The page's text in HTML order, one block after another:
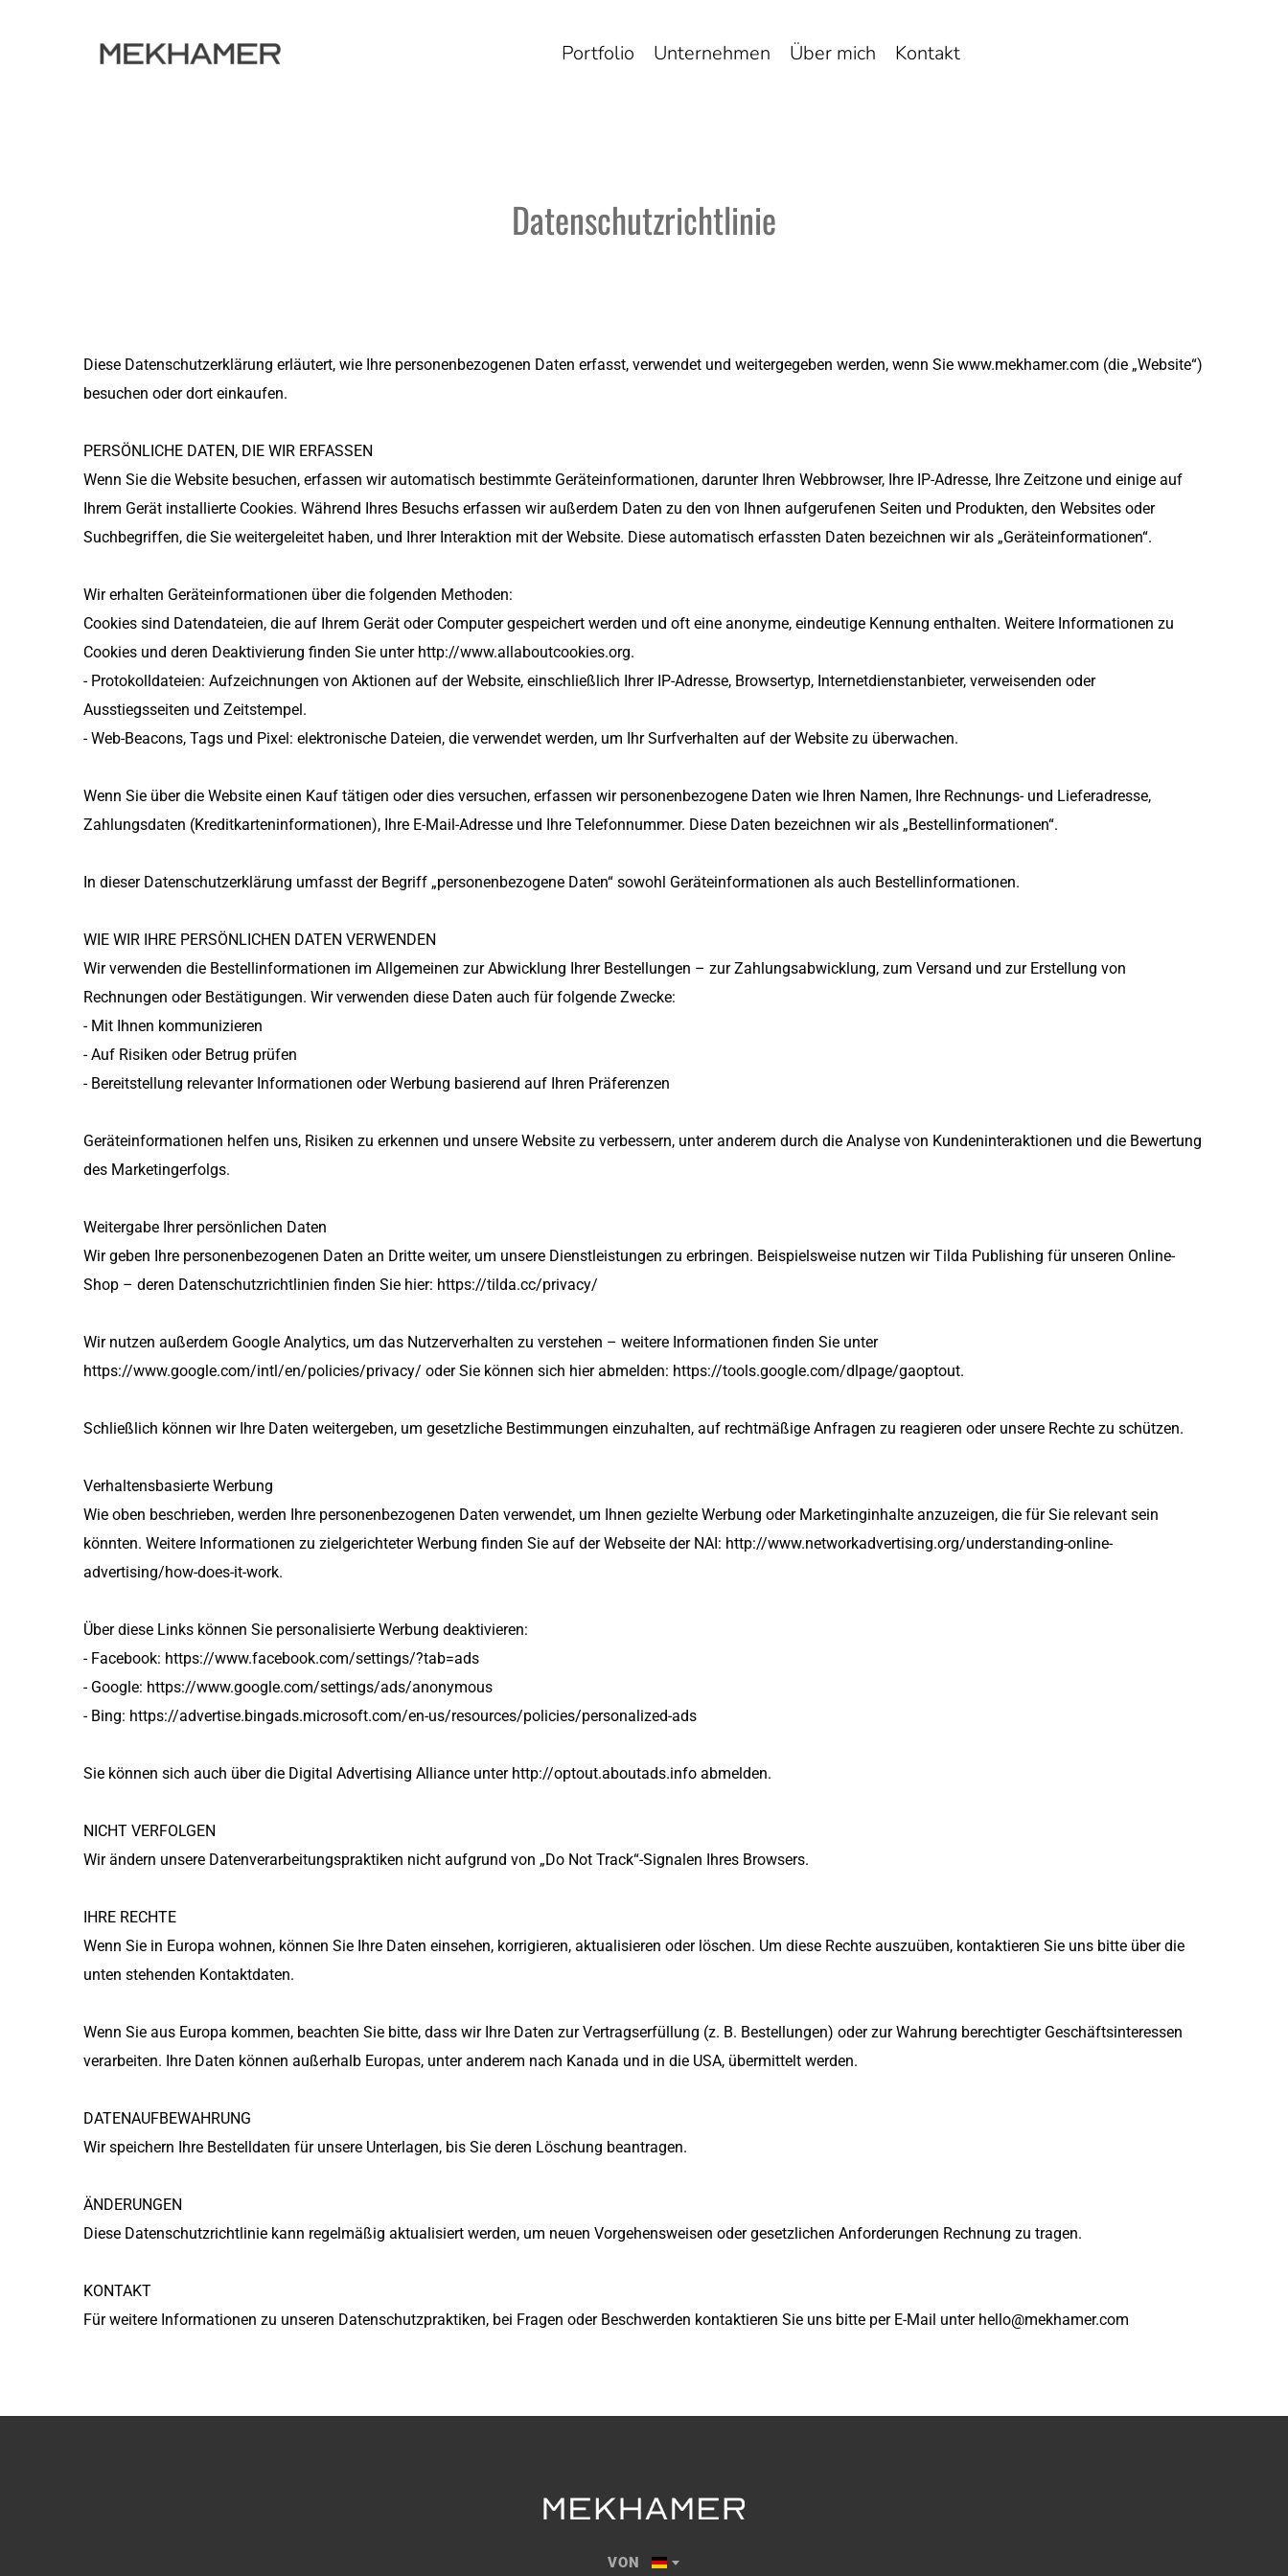
Portfolio Unternehmen Über mich Kontakt
Datenschutzrichtlinie
Diese Datenschutzerklärung erläutert, wie Ihre personenbezogenen Daten erfasst, verwendet und weitergegeben werden, wenn Sie www.mekhamer.com (die „Website“)
besuchen oder dort einkaufen.
PERSÖNLICHE DATEN, DIE WIR ERFASSEN
Wenn Sie die Website besuchen, erfassen wir automatisch bestimmte Geräteinformationen, darunter Ihren Webbrowser, Ihre IP-Adresse, Ihre Zeitzone und einige auf
Ihrem Gerät installierte Cookies. Während Ihres Besuchs erfassen wir außerdem Daten zu den von Ihnen aufgerufenen Seiten und Produkten, den Websites oder
Suchbegriffen, die Sie weitergeleitet haben, und Ihrer Interaktion mit der Website. Diese automatisch erfassten Daten bezeichnen wir als „Geräteinformationen“.
Wir erhalten Geräteinformationen über die folgenden Methoden:
Cookies sind Datendateien, die auf Ihrem Gerät oder Computer gespeichert werden und oft eine anonyme, eindeutige Kennung enthalten. Weitere Informationen zu
Cookies und deren Deaktivierung finden Sie unter http://www.allaboutcookies.org.
- Protokolldateien: Aufzeichnungen von Aktionen auf der Website, einschließlich Ihrer IP-Adresse, Browsertyp, Internetdienstanbieter, verweisenden oder
Ausstiegsseiten und Zeitstempel.
- Web-Beacons, Tags und Pixel: elektronische Dateien, die verwendet werden, um Ihr Surfverhalten auf der Website zu überwachen.
Wenn Sie über die Website einen Kauf tätigen oder dies versuchen, erfassen wir personenbezogene Daten wie Ihren Namen, Ihre Rechnungs- und Lieferadresse,
Zahlungsdaten (Kreditkarteninformationen), Ihre E-Mail-Adresse und Ihre Telefonnummer. Diese Daten bezeichnen wir als „Bestellinformationen“.
In dieser Datenschutzerklärung umfasst der Begriff „personenbezogene Daten“ sowohl Geräteinformationen als auch Bestellinformationen.
WIE WIR IHRE PERSÖNLICHEN DATEN VERWENDEN
Wir verwenden die Bestellinformationen im Allgemeinen zur Abwicklung Ihrer Bestellungen – zur Zahlungsabwicklung, zum Versand und zur Erstellung von
Rechnungen oder Bestätigungen. Wir verwenden diese Daten auch für folgende Zwecke:
- Mit Ihnen kommunizieren
- Auf Risiken oder Betrug prüfen
- Bereitstellung relevanter Informationen oder Werbung basierend auf Ihren Präferenzen
Geräteinformationen helfen uns, Risiken zu erkennen und unsere Website zu verbessern, unter anderem durch die Analyse von Kundeninteraktionen und die Bewertung
des Marketingerfolgs.
Weitergabe Ihrer persönlichen Daten
Wir geben Ihre personenbezogenen Daten an Dritte weiter, um unsere Dienstleistungen zu erbringen. Beispielsweise nutzen wir Tilda Publishing für unseren Online-
Shop – deren Datenschutzrichtlinien finden Sie hier: https://tilda.cc/privacy/
Wir nutzen außerdem Google Analytics, um das Nutzerverhalten zu verstehen – weitere Informationen finden Sie unter
https://www.google.com/intl/en/policies/privacy/ oder Sie können sich hier abmelden: https://tools.google.com/dlpage/gaoptout.
Schließlich können wir Ihre Daten weitergeben, um gesetzliche Bestimmungen einzuhalten, auf rechtmäßige Anfragen zu reagieren oder unsere Rechte zu schützen.
Verhaltensbasierte Werbung
Wie oben beschrieben, werden Ihre personenbezogenen Daten verwendet, um Ihnen gezielte Werbung oder Marketinginhalte anzuzeigen, die für Sie relevant sein
könnten. Weitere Informationen zu zielgerichteter Werbung finden Sie auf der Webseite der NAI: http://www.networkadvertising.org/understanding-online-
advertising/how-does-it-work.
Über diese Links können Sie personalisierte Werbung deaktivieren:
- Facebook: https://www.facebook.com/settings/?tab=ads
- Google: https://www.google.com/settings/ads/anonymous
- Bing: https://advertise.bingads.microsoft.com/en-us/resources/policies/personalized-ads
Sie können sich auch über die Digital Advertising Alliance unter http://optout.aboutads.info abmelden.
NICHT VERFOLGEN
Wir ändern unsere Datenverarbeitungspraktiken nicht aufgrund von „Do Not Track“-Signalen Ihres Browsers.
IHRE RECHTE
Wenn Sie in Europa wohnen, können Sie Ihre Daten einsehen, korrigieren, aktualisieren oder löschen. Um diese Rechte auszuüben, kontaktieren Sie uns bitte über die
unten stehenden Kontaktdaten.
Wenn Sie aus Europa kommen, beachten Sie bitte, dass wir Ihre Daten zur Vertragserfüllung (z. B. Bestellungen) oder zur Wahrung berechtigter Geschäftsinteressen
verarbeiten. Ihre Daten können außerhalb Europas, unter anderem nach Kanada und in die USA, übermittelt werden.
DATENAUFBEWAHRUNG
Wir speichern Ihre Bestelldaten für unsere Unterlagen, bis Sie deren Löschung beantragen.
ÄNDERUNGEN
Diese Datenschutzrichtlinie kann regelmäßig aktualisiert werden, um neuen Vorgehensweisen oder gesetzlichen Anforderungen Rechnung zu tragen.
KONTAKT
Für weitere Informationen zu unseren Datenschutzpraktiken, bei Fragen oder Beschwerden kontaktieren Sie uns bitte per E-Mail unter hello@mekhamer.com
VON